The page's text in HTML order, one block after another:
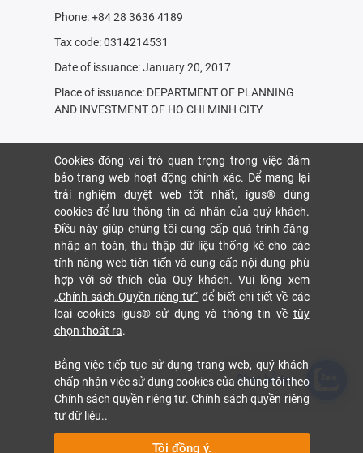
Phone: +84 28 3636 4189
Tax code: 0314214531
Date of issuance: January 20, 2017
Place of issuance: DEPARTMENT OF PLANNING
AND INVESTMENT OF HO CHI MINH CITY
Cookies đóng vai trò quan trọng trong việc đảm
bảo trang web hoạt động chính xác. Để mang lại
trải nghiệm duyệt web tốt nhất, igus® dùng
cookies để lưu thông tin cá nhân của quý khách.
Điều này giúp chúng tôi cung cấp quá trình đăng
nhập an toàn, thu thập dữ liệu thống kê cho các
tính năng web tiên tiến và cung cấp nội dung phù
hợp với sở thích của Quý khách. Vui lòng xem
„Chính sách Quyền riêng tư“ để biết chi tiết về các
loại cookies igus® sử dụng và thông tin về tùy
chọn thoát ra.
Bằng việc tiếp tục sử dụng trang web, quý khách
chấp nhận việc sử dụng cookies của chúng tôi theo
Chính sách quyền riêng tư.Chính sách quyền riêng
tư dữ liệu..
Tôi đồng ý.
Chat hỗ trợ